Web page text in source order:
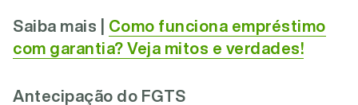
Saiba mais |
Como funciona empréstimo
com garantia? Veja mitos e verdades!
Antecipação do FGTS